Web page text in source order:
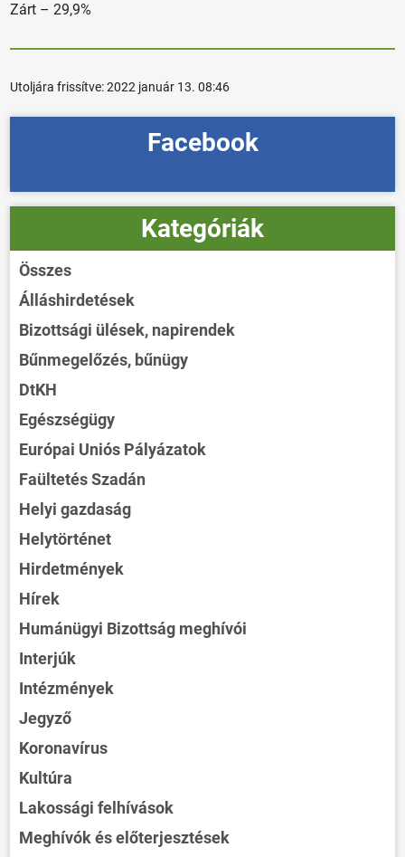
Zárt – 29,9%
Utoljára frissítve:2022 január 13. 08:46
Facebook
Kategóriák
Összes
Álláshirdetések
Bizottsági ülések, napirendek
Bűnmegelőzés, bűnügy
DtKH
Egészségügy
Európai Uniós Pályázatok
Faültetés Szadán
Helyi gazdaság
Helytörténet
Hirdetmények
Hírek
Humánügyi Bizottság meghívói
Interjúk
Intézmények
Jegyző
Koronavírus
Kultúra
Lakossági felhívások
Meghívók és előterjesztések